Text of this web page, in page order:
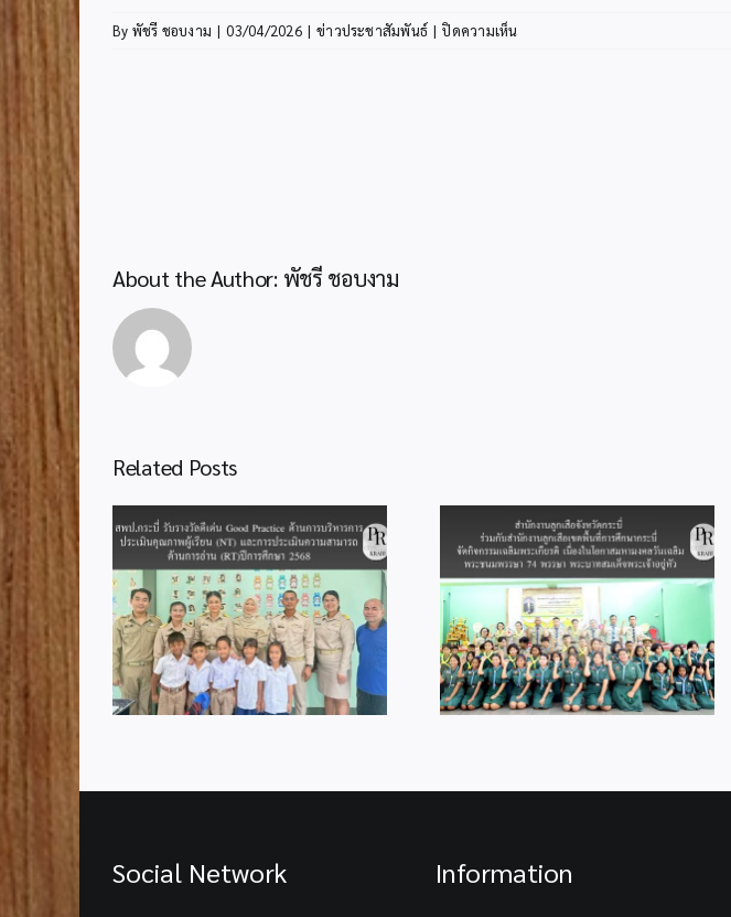
By พัชรี ชอบงาม | 03/04/2026 | ข่าวประชาสัมพันธ์ | ปิดความเห็น
About the Author: พัชรี ชอบงาม
Related Posts
ลดีเด่น
านการ
นคุณภาพ
รประเมิน
2568
สำนักงานลูกเสือจังหวัดกระบี่
ร่วมกับสำนักงานลูกเสือเขต
พื้นที่การศึกษากระบี่ จัด
กิจกรรมเฉลิมพระเกียรติ
เนื่องในโอกาสมหามงคลวัน
เฉลิมพระชนมพรรษา 74
พรรษา พระบาทสมเด็จ
พระเจ้าอยู่หัว
สพป.กระบี่ ร่วมพิธีจุดเทียน
ถวายพระพรชัยมงคล แด่
พระบาทสมเด็จ
พระเจ้าอยู่หัว เนื่องในโอกาส
วันเฉลิมพระชนมพรรษา 28
กรกฎาคม 2569
Social Network Information